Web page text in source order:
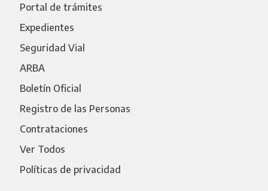
Portal de trámites
Expedientes
Seguridad Vial
ARBA
Boletín Oficial
Registro de las Personas
Contrataciones
Ver Todos
Políticas de privacidad